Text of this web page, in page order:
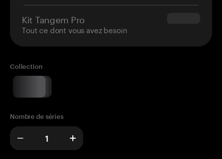
Kit Tangem Pro
Tout ce dont vous avez besoin
$180.00
Collection
Nombre de séries